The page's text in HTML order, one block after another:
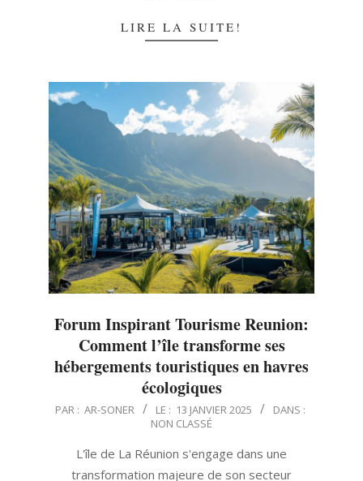
LIRE LA SUITE!
Forum Inspirant Tourisme Reunion:
Comment l’île transforme ses
hébergements touristiques en havres
écologiques
2025-
PAR : AR-SONER LE : 13 JANVIER 2025
DANS :
NON CLASSÉ
L'île de La Réunion s'engage dans une
transformation majeure de son secteur